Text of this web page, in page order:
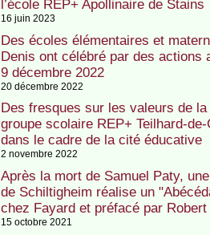
l’école REP+ Apollinaire de Stains
16 juin 2023
Des écoles élémentaires et
Denis ont célébré par des
9 décembre 2022
20 décembre 2022
Des fresques sur les valeurs de
groupe scolaire REP+ Teilhard-
dans le cadre de la cité éducative
2 novembre 2022
Après la mort de Samuel Paty,
de Schiltigheim réalise un
chez Fayard et préfacé par Robert
15 octobre 2021